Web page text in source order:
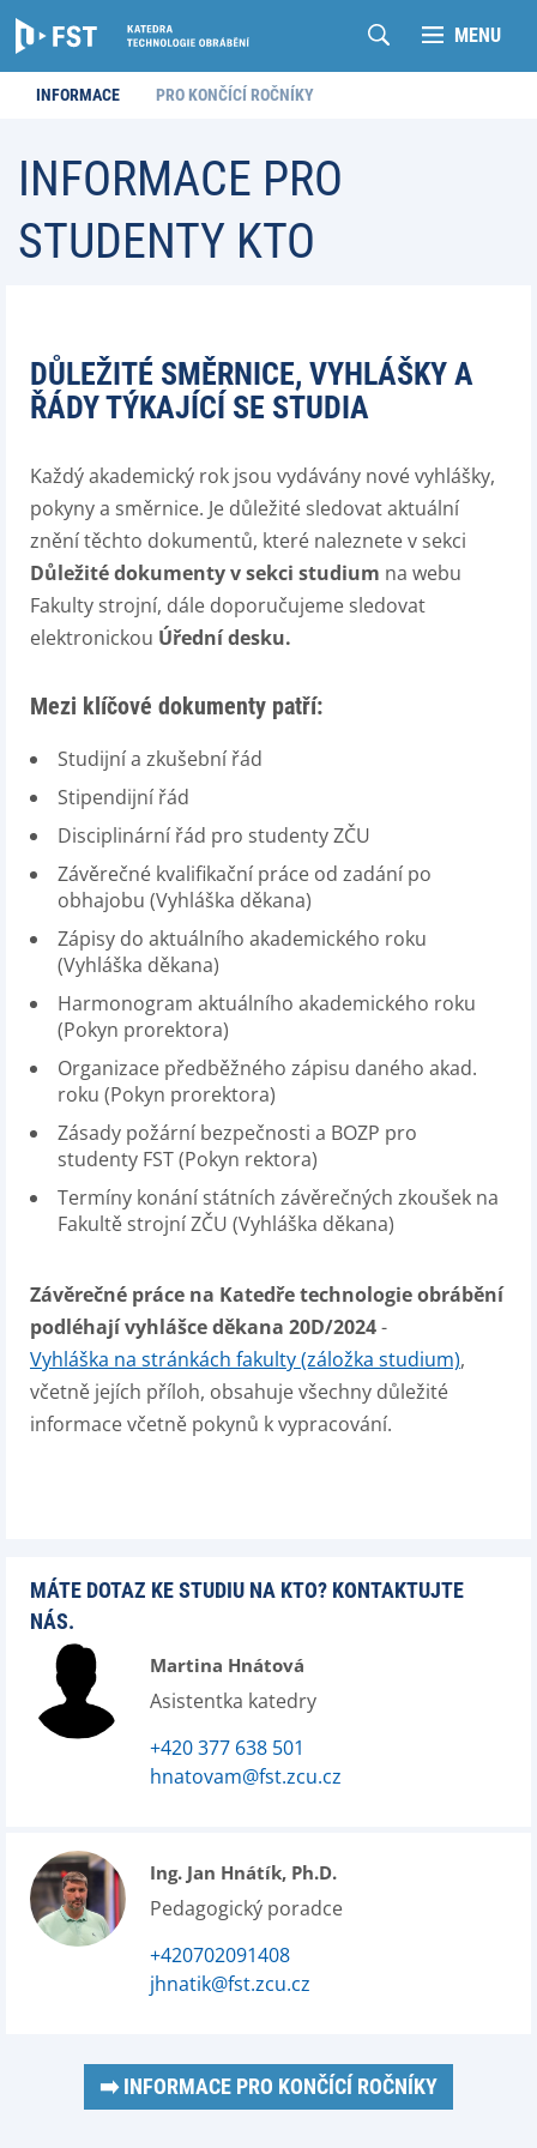
MENU
INFORMACE PRO KONČÍCÍ ROČNÍKY
INFORMACE PRO
STUDENTY KTO
DŮLEŽITÉ SMĚRNICE, VYHLÁŠKY A
ŘÁDY TÝKAJÍCÍ SE STUDIA
Každý akademický rok jsou vydávány nové vyhlášky,
pokyny a směrnice. Je důležité sledovat aktuální
znění těchto dokumentů, které naleznete v sekci
Důležité dokumenty v sekci studium na webu
Fakulty strojní, dále doporučujeme sledovat
elektronickou Úřední desku.
Mezi klíčové dokumenty patří:
Studijní a zkušební řád
Stipendijní řád
Disciplinární řád pro studenty ZČU
Závěrečné kvalifikační práce od zadání po
obhajobu (Vyhláška děkana)
Zápisy do aktuálního akademického roku
(Vyhláška děkana)
Harmonogram aktuálního akademického roku
(Pokyn prorektora)
Organizace předběžného zápisu daného akad.
roku (Pokyn prorektora)
Zásady požární bezpečnosti a BOZP pro
studenty FST (Pokyn rektora)
Termíny konání státních závěrečných zkoušek na
Fakultě strojní ZČU (Vyhláška děkana)
Závěrečné práce na Katedře technologie obrábění
podléhají vyhlášce děkana 20D/2024-
Vyhláška na stránkách fakulty (záložka studium),
včetně jejích příloh, obsahuje všechny důležité
informace včetně pokynů k vypracování.
MÁTE DOTAZ KE STUDIU NA KTO? KONTAKTUJTE
NÁS.
Martina Hnátová
Asistentka katedry
+420 377 638 501
hnatovam@fst.zcu.cz
Ing. Jan Hnátík, Ph.D.
Pedagogický poradce
+420702091408
jhnatik@fst.zcu.cz
➡️ INFORMACE PRO KONČÍCÍ ROČNÍKY